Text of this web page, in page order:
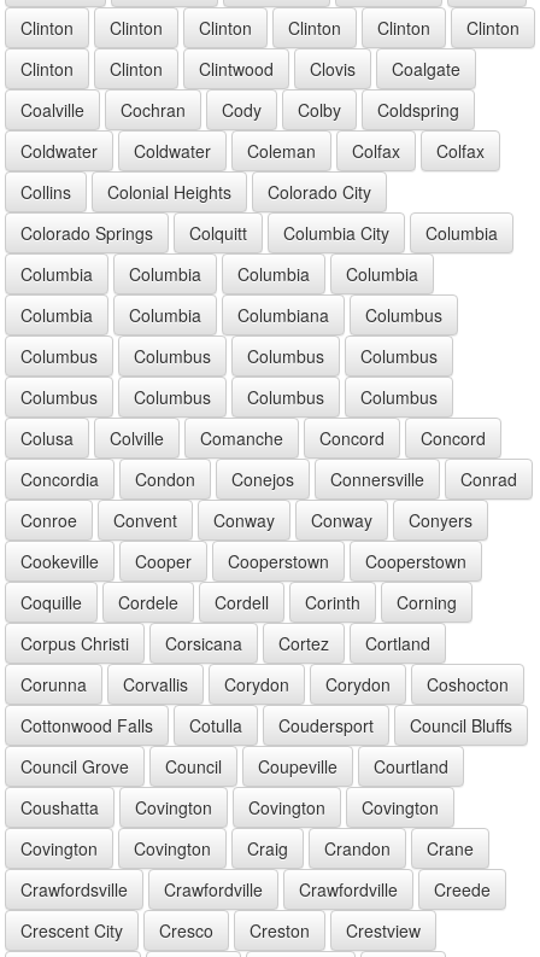
Clinton
Clinton Clinton Clinton Clinton
Clinton
Clinton
Clinton Clintwood Clovis
Coalgate
Coalville
Cochran Cody Colby
Coldspring
Coldwater
Coldwater Coleman Colfax
Colfax
Collins
Colonial Heights
Colorado City
Colorado Springs
Colquitt Columbia City
Columbia
Columbia
Columbia Columbia
Columbia
Columbia
Columbia Columbiana
Columbus
Columbus
Columbus Columbus
Columbus
Columbus
Columbus Columbus
Columbus
Colusa
Colville Comanche Concord
Concord
Concordia
Condon Conejos Connersville
Conrad
Conroe
Convent Conway Conway
Conyers
Cookeville
Cooper Cooperstown
Cooperstown
Coquille
Cordele Cordell Corinth
Corning
Corpus Christi
Corsicana Cortez
Cortland
Corunna
Corvallis Corydon Corydon
Coshocton
Cottonwood Falls
Cotulla Coudersport
Council Bluffs
Council Grove
Council Coupeville
Courtland
Coushatta
Covington Covington
Covington
Covington
Covington Craig Crandon
Crane
Crawfordsville
Crawfordville Crawfordville
Creede
Crescent City
Cresco Creston
Crestview